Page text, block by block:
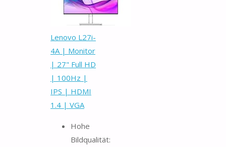
Lenovo L27i-
4A | Monitor
| 27" Full HD
| 100Hz |
IPS | HDMI
1.4 | VGA
Hohe
Bildqualität: